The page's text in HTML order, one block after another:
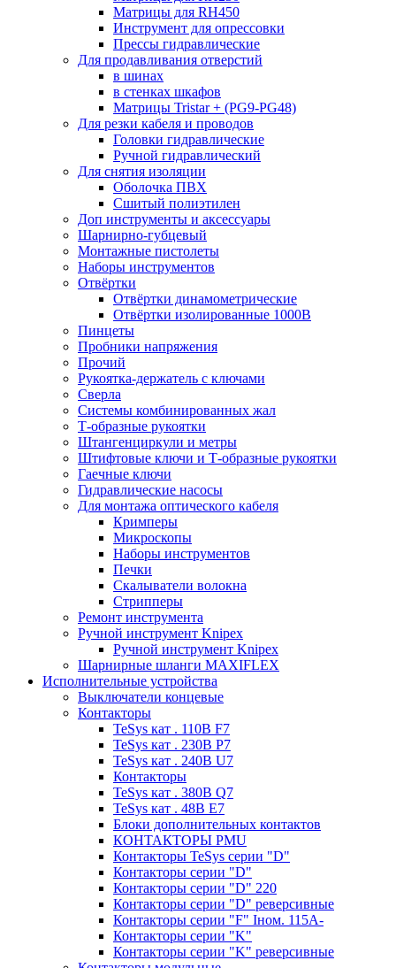
Матрицы для RH450
Инструмент для опрессовки
Прессы гидравлические
Для продавливания отверстий
в шинах
в стенках шкафов
Матрицы Tristar + (PG9-PG48)
Для резки кабеля и проводов
Головки гидравлические
Ручной гидравлический
Для снятия изоляции
Оболочка ПВХ
Сшитый полиэтилен
Доп инструменты и аксессуары
Шарнирно-губцевый
Монтажные пистолеты
Наборы инструментов
Отвёртки
Отвёртки динамометрические
Отвёртки изолированные 1000В
Пинцеты
Пробники напряжения
Прочий
Рукоятка-держатель с ключами
Сверла
Системы комбинированных жал
Т-образные рукоятки
Штангенциркули и метры
Штифтовые ключи и Т-образные рукоятки
Гаечные ключи
Гидравлические насосы
Для монтажа оптического кабеля
Кримперы
Микроскопы
Наборы инструментов
Печки
Скалыватели волокна
Стрипперы
Ремонт инструмента
Ручной инструмент Knipex
Ручной инструмент Knipex
Шарнирные шланги MAXIFLEX
Исполнительные устройства
Выключатели концевые
Контакторы
TeSys кат . 110В F7
TeSys кат . 230В P7
TeSys кат . 240В U7
Контакторы
TeSys кат . 380В Q7
TeSys кат . 48В E7
Блоки дополнительных контактов
КОНТАКТОРЫ PMU
Контакторы TeSys серии "D"
Контакторы серии "D"
Контакторы серии "D" 220
Контакторы серии "D" реверсивные
Контакторы серии "F" Iном. 115А-
Контакторы серии "K"
Контакторы серии "K" реверсивные